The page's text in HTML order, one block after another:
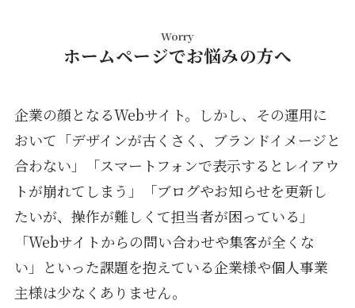
Worry
ホームページでお悩みの方へ
企業の顔となるWebサイト。しかし、その運用に
おいて「デザインが古くさく、ブランドイメージと
合わない」「スマートフォンで表示するとレイアウ
トが崩れてしまう」「ブログやお知らせを更新し
たいが、操作が難しくて担当者が困っている」
「Webサイトからの問い合わせや集客が全くな
い」といった課題を抱えている企業様や個人事業
主様は少なくありません。